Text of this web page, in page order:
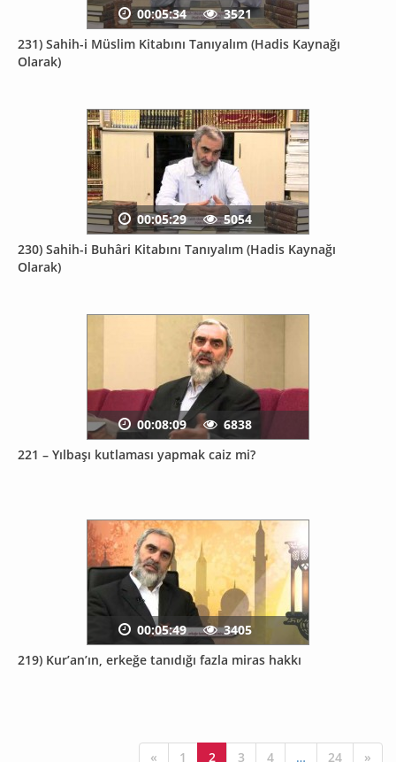
231) Sahih-i Müslim Kitabını Tanıyalım (Hadis Kaynağı
Olarak)
00:05:34 3521
230) Sahih-i Buhâri Kitabını Tanıyalım (Hadis Kaynağı
Olarak)
00:05:29 5054
221 – Yılbaşı kutlaması yapmak caiz mi?
00:08:09 6838
219) Kur’an’ın, erkeğe tanıdığı fazla miras hakkı
00:05:49 3405
« 1 2 3 4 … 24 »